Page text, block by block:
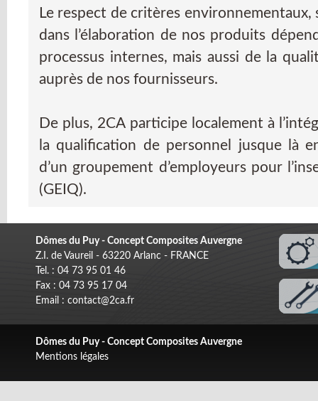
Le respect de critères environnementaux,
dans l’élaboration de nos produits
processus internes, mais aussi de la
auprès de nos fournisseurs.
De plus, 2CA participe localement à
la qualification de personnel jusque là
d’un groupement d’employeurs pour
(GEIQ).
Dômes du Puy - Concept Composites Auvergne
Z.I. de Vaureil - 63220 Arlanc - FRANCE
Tel. : 04 73 95 01 46
Fax : 04 73 95 17 04
Email : contact@2ca.fr
Dômes du Puy - Concept Composites Auvergne
Mentions légales